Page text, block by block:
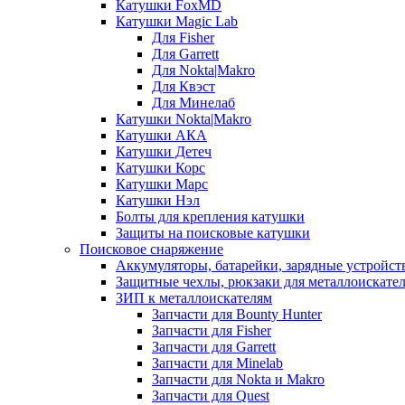
Катушки FoxMD
Катушки Magic Lab
Для Fisher
Для Garrett
Для Nokta|Makro
Для Квэст
Для Минелаб
Катушки Nokta|Makro
Катушки АКА
Катушки Детеч
Катушки Корс
Катушки Марс
Катушки Нэл
Болты для крепления катушки
Защиты на поисковые катушки
Поисковое снаряжение
Аккумуляторы, батарейки, зарядные
Защитные чехлы, рюкзаки для
ЗИП к металлоискателям
Запчасти для Bounty Hunter
Запчасти для Fisher
Запчасти для Garrett
Запчасти для Minelab
Запчасти для Nokta и Makro
Запчасти для Quest